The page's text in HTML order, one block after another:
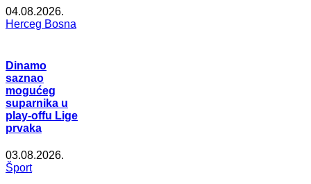
04.08.2026.
Herceg Bosna
Dinamo
saznao
mogućeg
suparnika u
play-offu Lige
prvaka
03.08.2026.
Šport